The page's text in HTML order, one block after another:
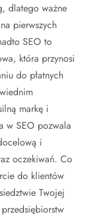
dlatego ważne
pierwszych
SEO to
która przynosi
do płatnych
markę i
w SEO pozwala
i
oczekiwań. Co
do klientów
Twojej